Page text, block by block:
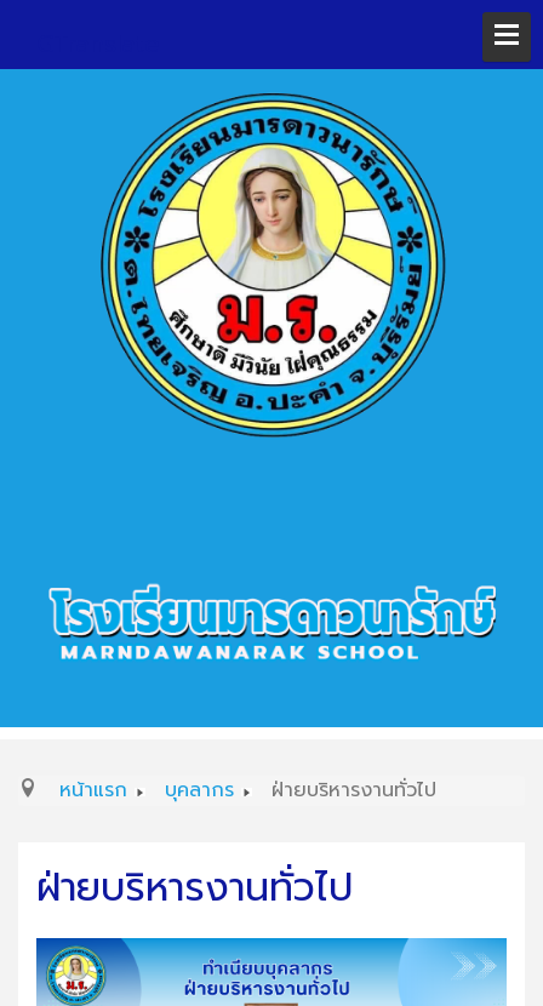
หน้าแรก บุคลากร ฝ่ายบริหารงานทั่วไป
ฝ่ายบริหารงานทั่วไป